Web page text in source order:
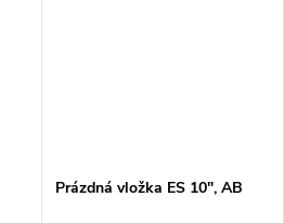
Prázdná vložka ES 10", AB